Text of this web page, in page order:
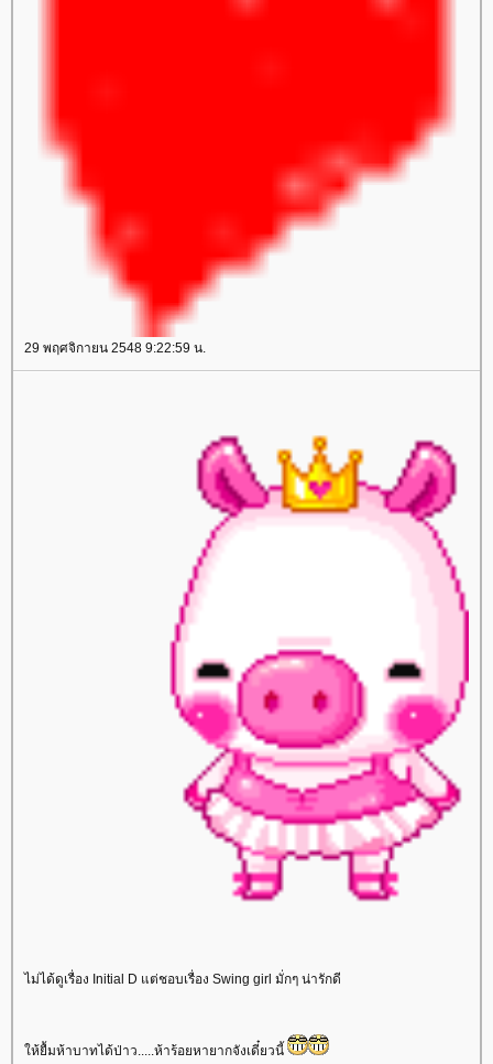
29 พฤศจิกายน 2548 9:22:59 น.
ไม่ได้ดูเรื่อง Initial D แต่ชอบเรื่อง Swing girl มั่กๆ น่ารักดี
ห้ยื้มห้าบาทได้ป่าว.....ห้าร้อยหายากจังเดี๋ยวนี้